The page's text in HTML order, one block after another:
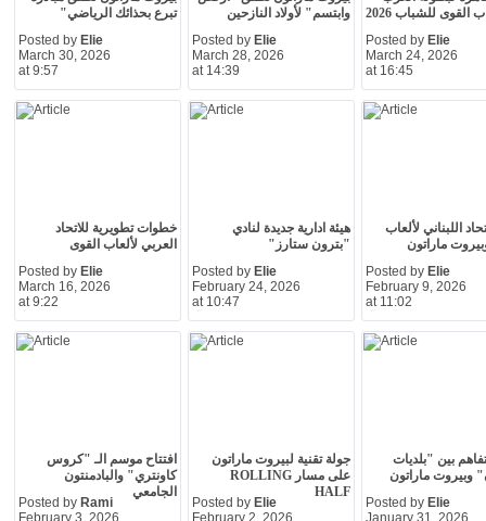
تبرع بحذائك الرياضي"
Posted by Elie
March 30, 2026
at 9:57
وابتسم" لأولاد النازحين
Posted by Elie
March 28, 2026
at 14:39
القوى للشباب 2026
Posted by Elie
March 24, 2026
at 16:45
خطوات تطويرية للاتحاد
العربي لألعاب القوى
Posted by Elie
March 16, 2026
at 9:22
هيئة ادارية جديدة لنادي
"بترون ستارز"
Posted by Elie
February 24, 2026
at 10:47
اللبناني لألعاب
ماراتون
Posted by Elie
February 9, 2026
at 11:02
افتتاح موسم الـ "كروس
كاونتري" والبادمنتون
الجامعي
Posted by Rami
February 3, 2026
جولة تقنية لبيروت ماراتون
على مسار ROLLING
HALF
Posted by Elie
February 2, 2026
بين "بلديات
وبيروت ماراتون
Posted by Elie
January 31, 2026